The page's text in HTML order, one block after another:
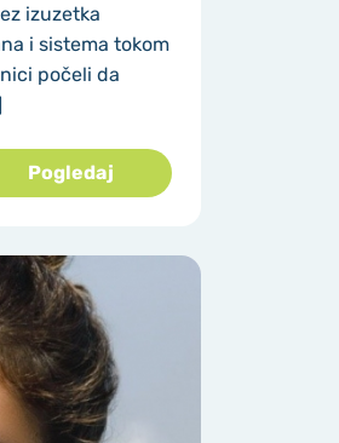
izuzetka
i sistema tokom
počeli da
Pogledaj